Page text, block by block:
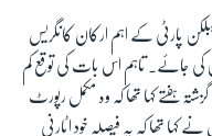
پارٹی کے اہم ارکان کانگریس
جائے۔ تاہم اس بات کی توقع کم
ہفتے کہا تھا کہ وہ مکمل رپورٹ
تھا کہ یہ فیصلہ خود اٹارنی